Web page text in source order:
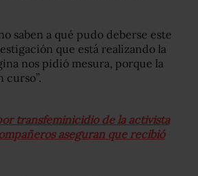
saben a qué pudo deberse este
que está realizando la
nos pidió mesura, porque la
curso”.
transfeminicidio de la activista
aseguran que recibió